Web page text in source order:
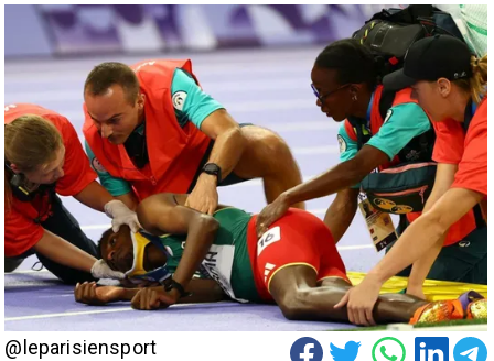
@leparisiensport